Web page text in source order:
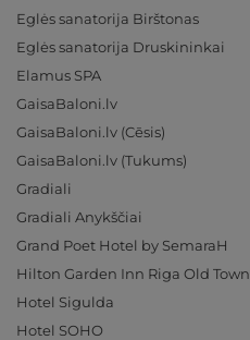
Eglės sanatorija Birštonas
Eglės sanatorija Druskininkai
Elamus SPA
GaisaBaloni.lv
GaisaBaloni.lv (Cēsis)
GaisaBaloni.lv (Tukums)
Gradiali
Gradiali Anykščiai
Grand Poet Hotel by SemaraH
Hilton Garden Inn Riga Old Town
Hotel Sigulda
Hotel SOHO